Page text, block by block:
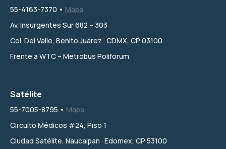
55-4163-7370 • Mapa
Av. Insurgentes Sur 682 – 303
Col. Del Valle, Benito Juárez · CDMX, CP 03100
Frente a WTC – Metrobús Poliforum
Satélite
55-7005-8795 • Mapa
Circuito Médicos #24, Piso 1
Ciudad Satélite, Naucalpan · Edomex, CP 53100